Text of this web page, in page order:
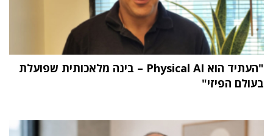
"העתיד הוא Physical AI – בינה מלאכותית שפועלת
בעולם הפיזי"